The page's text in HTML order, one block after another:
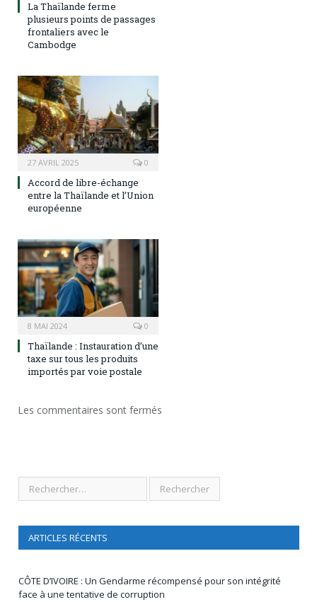
La Thaïlande ferme
plusieurs points de passages
frontaliers avec le
Cambodge
27 AVRIL 2025 0
Accord de libre-échange
entre la Thaïlande et l’Union
européenne
8 MAI 2024 0
Thaïlande : Instauration d’une
taxe sur tous les produits
importés par voie postale
Les commentaires sont fermés
ARTICLES RÉCENTS
CÔTE D’IVOIRE : Un Gendarme récompensé pour son intégrité
face à une tentative de corruption